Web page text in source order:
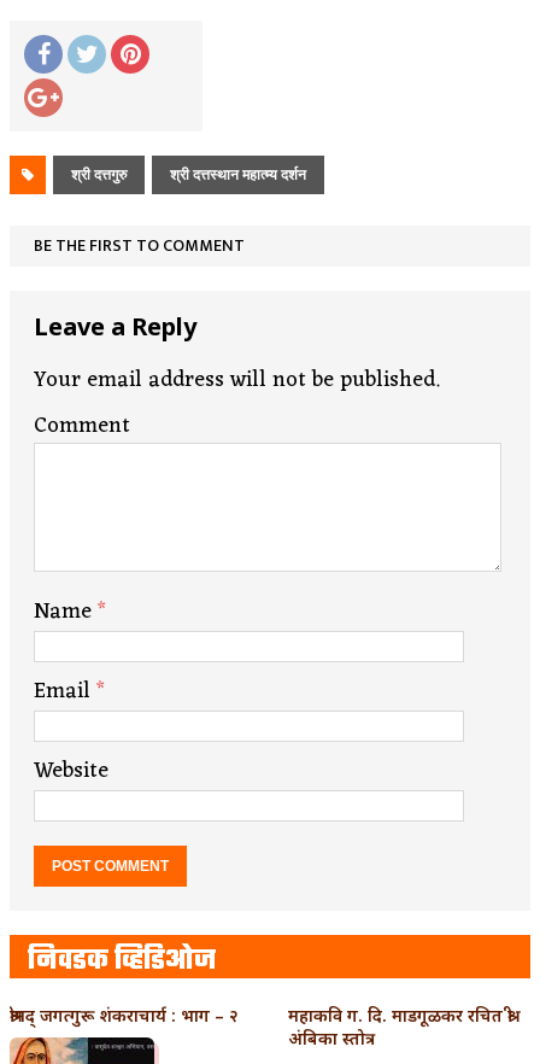
श्री दत्तगुरु श्री दत्तस्थान महात्म्य दर्शन
BE THE FIRST TO COMMENT
Leave a Reply
Your email address will not be published.
Comment
Name*
Email*
Website
निवडक व्हिडिओज
श्रीमद् जगत्गुरू शंकराचार्य : भाग – २
महाकवि ग. दि. माडगूळकर रचित श्री
अंबिका स्तोत्र